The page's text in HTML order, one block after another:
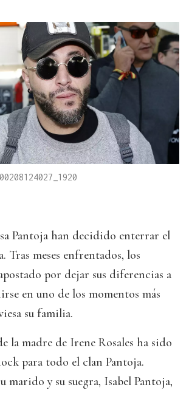
Pantoja han decidido enterrar el
Tras meses enfrentados, los
por dejar sus diferencias a
en uno de los momentos más
su familia.
la madre de Irene Rosales ha sido
para todo el clan Pantoja.
marido y su suegra, Isabel Pantoja,